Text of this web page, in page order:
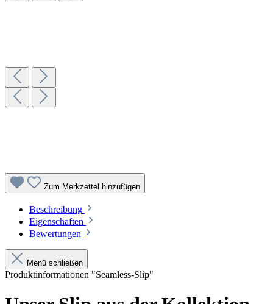
Zum Merkzettel hinzufügen
Beschreibung
Eigenschaften
Bewertungen
Menü schließen
Produktinformationen "Seamless-Slip"